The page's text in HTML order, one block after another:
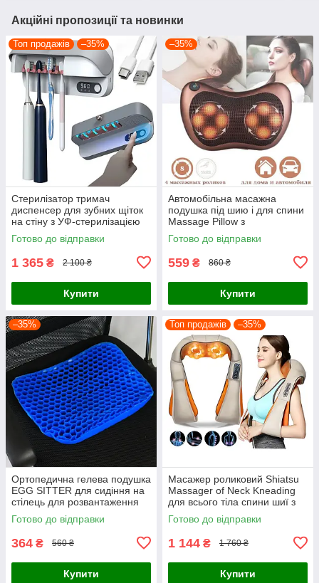
Акційні пропозиції та новинки
Топ продажів –35%
Стерилізатор тримач
диспенсер для зубних щіток
на стіну з УФ-стерилізацією
tothbrush disinfection rack для
4 щіток
Готово до відправки
1 365 ₴ 2 100 ₴
Купити
–35%
Автомобільна масажна
подушка під шию і для спини
Massage Pillow з
інфрачервоним прогріванням
Готово до відправки
559 ₴ 860 ₴
Купити
–35%
Ортопедична гелева подушка
EGG SITTER для сидіння на
стілець для розвантаження
хребта з чохлом
Готово до відправки
364 ₴ 560 ₴
Купити
Топ продажів –35%
Масажер роликовий Shiatsu
Massager of Neck Kneading
для всього тіла спини шиї з
підігрівом універсальний
Готово до відправки
1 144 ₴ 1 760 ₴
Купити